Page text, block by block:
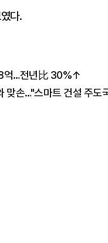
다.
억…전년比 30%↑
맞손…"스마트 건설 주도